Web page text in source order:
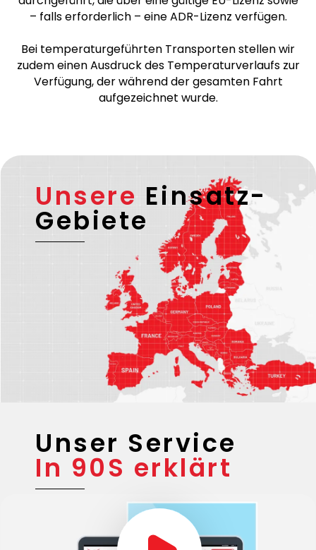
Wir sind nach ISO 9001zertifiziert. Alle
verifizierten und zuverlässigen Transportpartnern
durchgeführt, die über eine gültige EU-Lizenz sowie
– falls erforderlich – eine ADR-Lizenz verfügen.
UnsereEinsatz-
Gebiete
Unser Service
In 90S erklärt